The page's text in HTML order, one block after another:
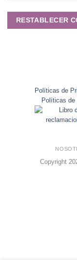
RESTABLECER
Políticas de
Políticas de
Copyright